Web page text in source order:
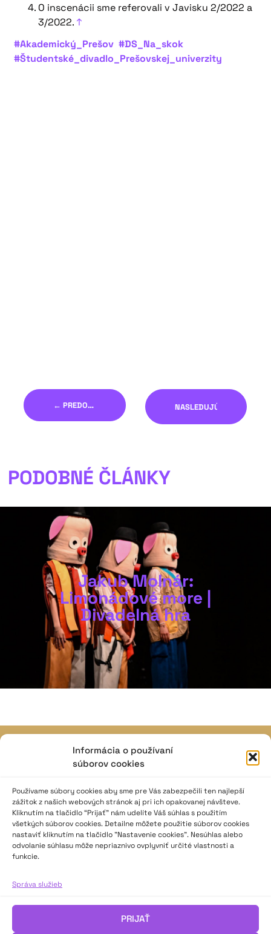
Informácia o používaní
súborov cookies
Používame súbory cookies aby sme pre Vás zabezpečili ten najlepší
zážitok z našich webových stránok aj pri ich opakovanej návšteve.
Kliknutím na tlačidlo “Prijať” nám udelíte Váš súhlas s použitím
všetkých súborov cookies. Detailne môžete použitie súborov cookies
nastaviť kliknutím na tlačidlo "Nastavenie cookies". Nesúhlas alebo
odvolanie súhlasu môže nepriaznivo ovplyvniť určité vlastnosti a
funkcie.
Správa služieb
PRIJAŤ
O inscenácii sme referovali v Javisku 2/2022 a
3/2022. ↑
#Akademický_Prešov #DS_Na_skok
#Študentské_divadlo_Prešovskej_univerzity
← PREDOŠLÝ NASLEDUJÚCI →
PODOBNÉ ČLÁNKY
Jakub Molnár:
Limonádové more |
Divadelná hra
e-mail: javisko.noc@nocka.sk
Nám. SNP č. 12, 812 34 Bratislava 1
Slovenská republika
2023–2025 ©
Logofont by